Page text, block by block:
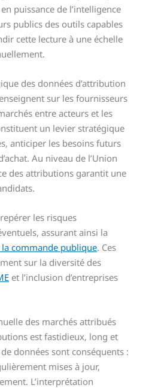
puissance de l’intelligence
publics des outils capables
cette lecture à une échelle
des données d’attribution
sur les fournisseurs
entre acteurs et les
un levier stratégique
anticiper les besoins futurs
Au niveau de l’Union
des attributions garantit une
les risques
assurant ainsi la
la commande publique. Ces
sur la diversité des
et l’inclusion d’entreprises
des marchés attribués
est fastidieux, long et
données sont conséquents :
mises à jour,
L’interprétation